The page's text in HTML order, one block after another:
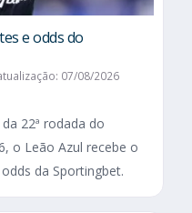
e odds do
07/08/2026
22ª rodada do
o Leão Azul recebe o
da Sportingbet.